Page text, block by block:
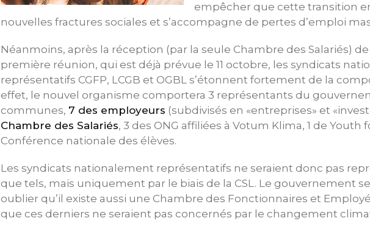
empêcher que cette transition
nouvelles fractures sociales et s’accompagne de pertes d’emploi
Néanmoins, après la réception (par la seule Chambre des Salariés)
première réunion, qui est déjà prévue le 11 octobre, les syndicats
représentatifs CGFP, LCGB et OGBL s’étonnent fortement de la
effet, le nouvel organisme comportera 3 représentants du
communes, 7 des employeurs (subdivisés en «entreprises» et
Chambre des Salariés, 3 des ONG affiliées à Votum Klima, 1 de Youth
Conférence nationale des élèves.
Les syndicats nationalement représentatifs ne seraient donc pas
que tels, mais uniquement par le biais de la CSL. Le gouvernement
oublier qu’il existe aussi une Chambre des Fonctionnaires et
que ces derniers ne seraient pas concernés par le changement